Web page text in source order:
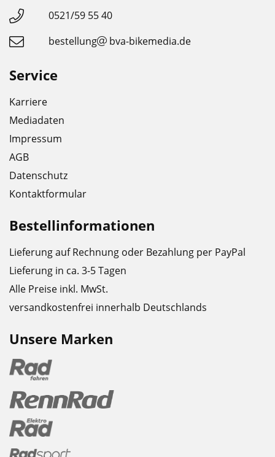
0521/59 55 40
bestellung
bva-bikemedia.de
Service
Karriere
Mediadaten
Impressum
AGB
Datenschutz
Kontaktformular
Bestellinformationen
Lieferung auf Rechnung oder Bezahlung per PayPal
Lieferung in ca. 3-5 Tagen
Alle Preise inkl. MwSt.
versandkostenfrei innerhalb Deutschlands
Unsere Marken